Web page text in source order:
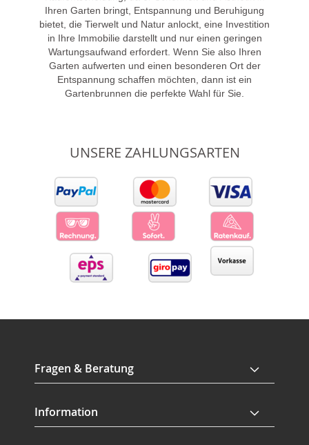
Ihren Garten bringt, Entspannung und Beruhigung
bietet, die Tierwelt und Natur anlockt, eine Investition
in Ihre Immobilie darstellt und nur einen geringen
Wartungsaufwand erfordert. Wenn Sie also Ihren
Garten aufwerten und einen besonderen Ort der
Entspannung schaffen möchten, dann ist ein
Gartenbrunnen die perfekte Wahl für Sie.
UNSERE ZAHLUNGSARTEN
Fragen & Beratung
Information